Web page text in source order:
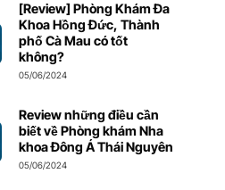
[Review] Phòng Khám Đa
Khoa Hồng Đức, Thành
phố Cà Mau có tốt
không?
05/06/2024
Review những điều cần
biết về Phòng khám Nha
khoa Đông Á Thái Nguyên
05/06/2024